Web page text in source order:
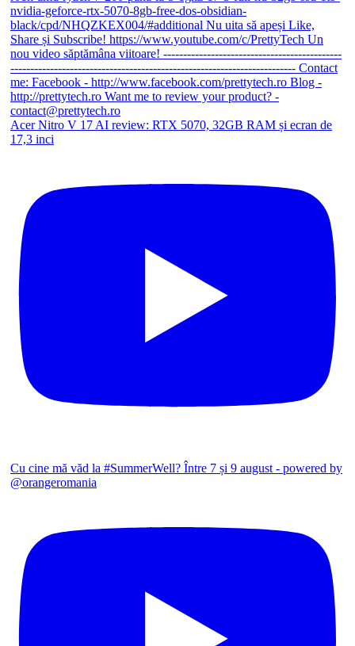
Acer Nitro V 17 AI review: RTX 5070, 32GB RAM și ecran de
17,3 inci
Cu cine mă văd la #SummerWell? Între 7 și 9 august - powered by
@orangeromania